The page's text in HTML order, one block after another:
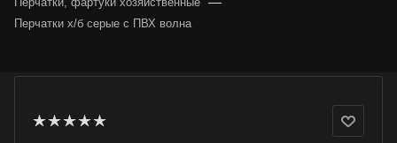
Перчатки х/б серые с ПВХ волна